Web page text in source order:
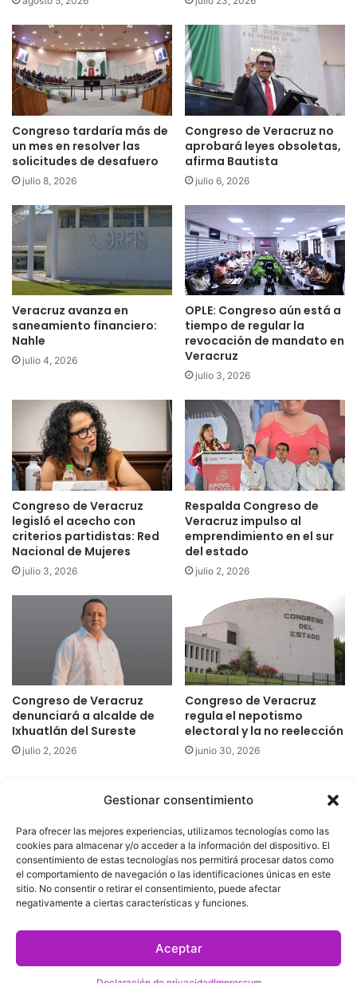
Gestionar consentimiento
Para ofrecer las mejores experiencias, utilizamos tecnologías como las
cookies para almacenar y/o acceder a la información del dispositivo. El
consentimiento de estas tecnologías nos permitirá procesar datos como
el comportamiento de navegación o las identificaciones únicas en este
sitio. No consentir o retirar el consentimiento, puede afectar
negativamente a ciertas características y funciones.
Aceptar
Congreso tardaría más de
un mes en resolver las
solicitudes de desafuero
julio 8, 2026
Congreso de Veracruz no
aprobará leyes obsoletas,
afirma Bautista
julio 6, 2026
Veracruz avanza en
saneamiento financiero:
Nahle
julio 4, 2026
OPLE: Congreso aún está a
tiempo de regular la
revocación de mandato en
Veracruz
julio 3, 2026
Congreso de Veracruz
legisló el acecho con
criterios partidistas: Red
Nacional de Mujeres
julio 3, 2026
Respalda Congreso de
Veracruz impulso al
emprendimiento en el sur
del estado
julio 2, 2026
Congreso de Veracruz
denunciará a alcalde de
Ixhuatlán del Sureste
julio 2, 2026
Congreso de Veracruz
regula el nepotismo
electoral y la no reelección
junio 30, 2026
derechos reservados
|Aviso de Privacidad|Política de Cookies|Defensoría de la
Audiencia|
Facebook
X YouTube